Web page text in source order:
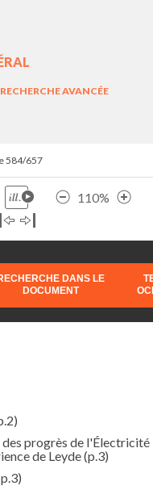
RECHERCHE AVANCÉE
584/657
110%
DANS LE
DOCUMENT
progrès de l'Électricité
de Leyde(p.3)